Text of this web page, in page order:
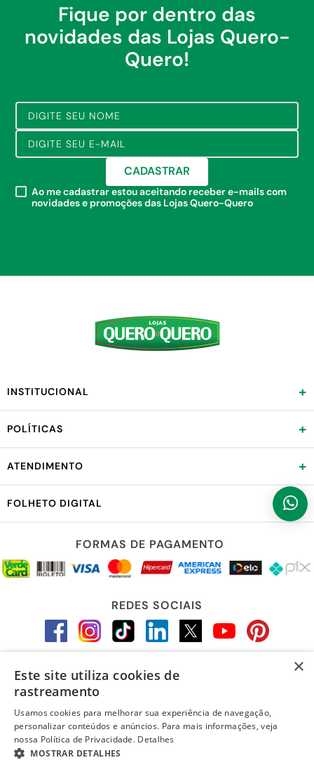
Fique por dentro das
novidades das Lojas Quero-
Quero!
CADASTRAR
Ao me cadastrar estou aceitando receber e-mails com
novidades e promoções das Lojas Quero-Quero
INSTITUCIONAL +
POLÍTICAS +
ATENDIMENTO +
FOLHETO DIGITAL +
FORMAS DE PAGAMENTO
REDES SOCIAIS
LOJA SEGURA
×
Este site utiliza cookies de
rastreamento
Usamos cookies para melhorar sua experiência de navegação,
personalizar conteúdos e anúncios. Para mais informações, veja
nossa Política de Privacidade. Detalhes
MOSTRAR DETALHES